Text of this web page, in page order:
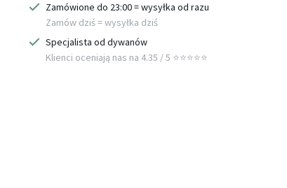
Zamówione do 23:00 = wysyłka od razu
Zamów dziś = wysyłka dziś
Specjalista od dywanów
Klienci oceniają nas na 4.35 / 5 ⭐️⭐️⭐️⭐️⭐️